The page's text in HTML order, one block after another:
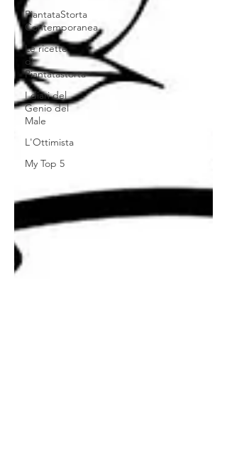
PiantataStorta
Contemporanea
Le ricette
di
Piantatastorta
I diari del
Genio del
Male
L'Ottimista
My Top 5